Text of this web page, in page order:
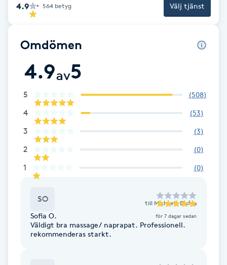
Enzympeeling
Extensions borttagning
Eyeliner-tatuering
Face framing
Faceliftmassage
Fettreducering
4.9 564 betyg Välj tjänst
Omdömen
4.9av5
5 (508)
4 (53)
3 (3)
2 (0)
1 (0)
SO till Michaela Dufva
Sofia O. för 7 dagar sedan
Väldigt bra massage/ naprapat. Professionell.
rekommenderas starkt.